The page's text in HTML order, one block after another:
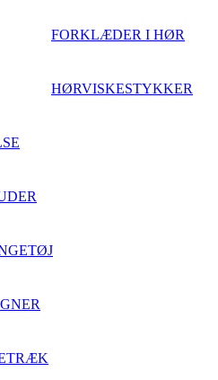
FORKLÆDER I HØR
HØRVISKESTYKKER